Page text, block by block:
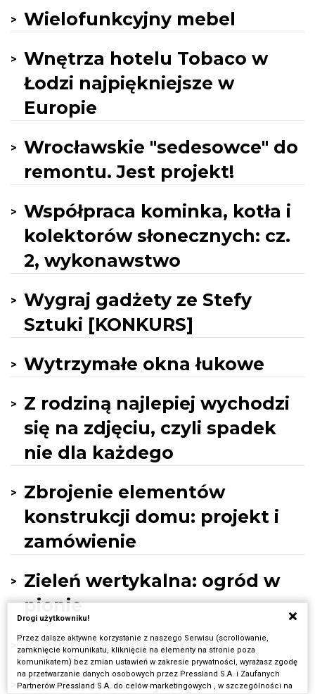
Wielofunkcyjny mebel
Wnętrza hotelu Tobaco w
Łodzi najpiękniejsze w
Europie
Wrocławskie "sedesowce" do
remontu. Jest projekt!
Współpraca kominka, kotła i
kolektorów słonecznych: cz.
2, wykonawstwo
Wygraj gadżety ze Stefy
Sztuki [KONKURS]
Wytrzymałe okna łukowe
Z rodziną najlepiej wychodzi
się na zdjęciu, czyli spadek
nie dla każdego
Zbrojenie elementów
konstrukcji domu: projekt i
zamówienie
Zieleń wertykalna: ogród w
pionie
Zielona aromaterapia
Zimozielone - jak je
Drogi użytkowniku!
Przez dalsze aktywne korzystanie z naszego Serwisu (scrollowanie,
zamknięcie komunikatu, kliknięcie na elementy na stronie poza
komunikatem) bez zmian ustawień w zakresie prywatności, wyrażasz zgodę
na przetwarzanie danych osobowych przez Pressland S.A. i Zaufanych
Partnerów Pressland S.A. do celów marketingowych , w szczególności na